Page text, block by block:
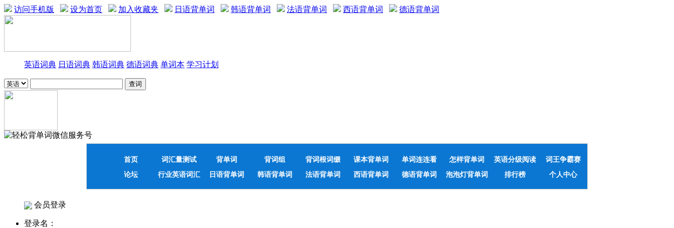
访问手机版 设为首页 加入收藏夹 日语背单词 韩语背单词 法语背单词 西语背单词 德语背单词
英语词典 日语词典 韩语词典 德语词典 单词本 学习计划
首页 词汇量测试 背单词 背词组 背词根词缀 课本背单词 单词连连看 怎样背单词 英语分级阅读
词王争霸赛
论坛
行业英语词汇 日语背单词 韩语背单词 法语背单词 西语背单词 德语背单词 泡泡灯背单词 排行榜 个人中心
会员登录
登录名：